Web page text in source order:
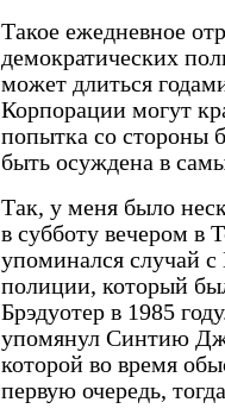
Такое ежедневное
демократических
может длиться
Корпорации могут
попытка со стороны
быть осуждена в
Так, у меня было
в субботу вечером в
упоминался случай
полиции, который
Брэдуотер в 1985
упомянул Синтию
которой во время
первую очередь,